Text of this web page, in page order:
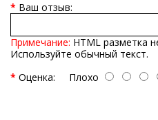
Ваш отзыв:
Примечание: HTML разметка
Используйте обычный текст.
Оценка: Плохо